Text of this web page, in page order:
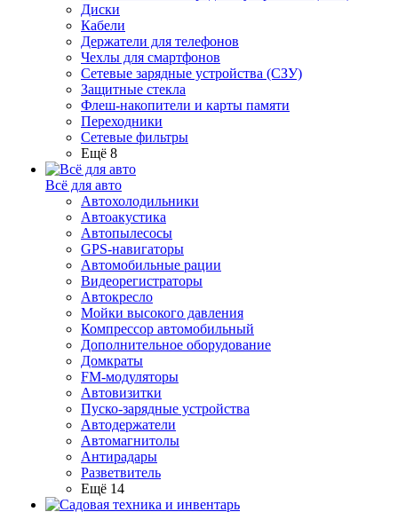
Диски
Кабели
Держатели для телефонов
Чехлы для смартфонов
Сетевые зарядные устройства (СЗУ)
Защитные стекла
Флеш-накопители и карты памяти
Переходники
Сетевые фильтры
Ещё 8
Всё для авто
Автохолодильники
Автоакустика
Автопылесосы
GPS-навигаторы
Автомобильные рации
Видеорегистраторы
Автокресло
Мойки высокого давления
Компрессор автомобильный
Дополнительное оборудование
Домкраты
FM-модуляторы
Автовизитки
Пуско-зарядные устройства
Автодержатели
Автомагнитолы
Антирадары
Разветвитель
Ещё 14